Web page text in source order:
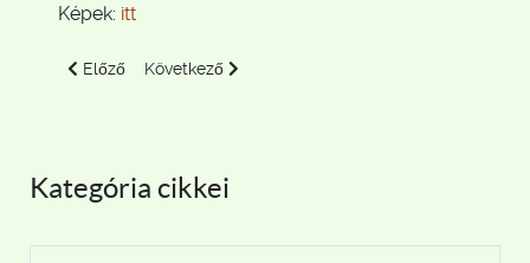
Képek: itt
Előző cikk: 2015.03.28-29. Mór
Előző Következő cikk: 2015.05.16. Együtt a kéken -
Következő
Kategória cikkei